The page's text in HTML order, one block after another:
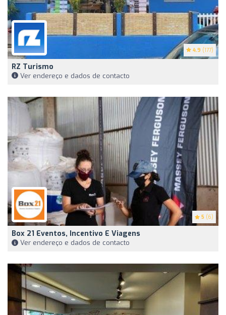
4.9 (177)
RZ Turismo
Ver endereço e dados de contacto
5 (6)
Box 21 Eventos, Incentivo E Viagens
Ver endereço e dados de contacto